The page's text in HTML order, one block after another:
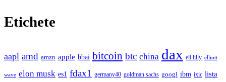
Etichete
aapl amd amzn apple bbai bitcoin btc china dax eli lilly elliott
wave elon musk es1 fdax1 germany40 goldman sachs googl ibm ixic lista